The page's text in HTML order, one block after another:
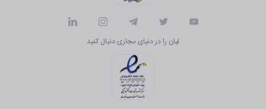
لیان را در دنیای مجازی دنبال کنید